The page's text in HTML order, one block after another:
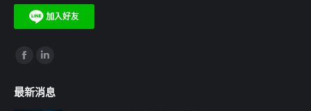
Find us on:
opensopens
最新消息